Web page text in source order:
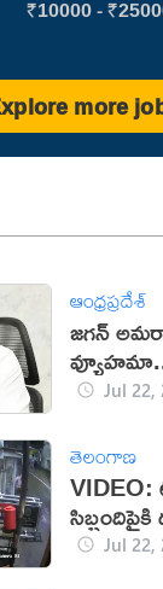
₹10000 -
more
ఆంధ్రప్రదేశ్
జగన్
Jul 22,
తెలంగాణ
సిబ్బందిపైకి
Jul 22,